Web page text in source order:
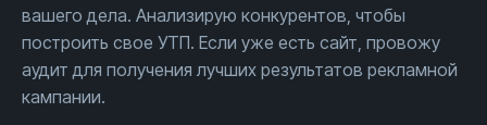
вашего дела. Анализирую конкурентов, чтобы
построить свое УТП. Если уже есть сайт, провожу
аудит для получения лучших результатов рекламной
кампании.